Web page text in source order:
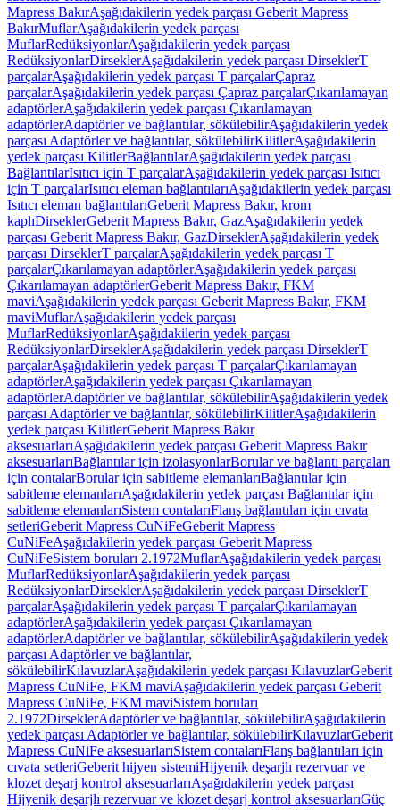
Mapress BakırAşağıdakilerin yedek parçası Geberit Mapress
BakırMuflarAşağıdakilerin yedek parçası
MuflarRedüksiyonlarAşağıdakilerin yedek parçası
RedüksiyonlarDirseklerAşağıdakilerin yedek parçası DirseklerT
parçalarAşağıdakilerin yedek parçası T parçalarÇapraz
parçalarAşağıdakilerin yedek parçası Çapraz parçalarÇıkarılamayan
adaptörlerAşağıdakilerin yedek parçası Çıkarılamayan
adaptörlerAdaptörler ve bağlantılar, sökülebilirAşağıdakilerin yedek
parçası Adaptörler ve bağlantılar, sökülebilirKilitlerAşağıdakilerin
yedek parçası KilitlerBağlantılarAşağıdakilerin yedek parçası
BağlantılarIsıtıcı için T parçalarAşağıdakilerin yedek parçası Isıtıcı
için T parçalarIsıtıcı eleman bağlantılarıAşağıdakilerin yedek parçası
Isıtıcı eleman bağlantılarıGeberit Mapress Bakır, krom
kaplıDirseklerGeberit Mapress Bakır, GazAşağıdakilerin yedek
parçası Geberit Mapress Bakır, GazDirseklerAşağıdakilerin yedek
parçası DirseklerT parçalarAşağıdakilerin yedek parçası T
parçalarÇıkarılamayan adaptörlerAşağıdakilerin yedek parçası
Çıkarılamayan adaptörlerGeberit Mapress Bakır, FKM
maviAşağıdakilerin yedek parçası Geberit Mapress Bakır, FKM
maviMuflarAşağıdakilerin yedek parçası
MuflarRedüksiyonlarAşağıdakilerin yedek parçası
RedüksiyonlarDirseklerAşağıdakilerin yedek parçası DirseklerT
parçalarAşağıdakilerin yedek parçası T parçalarÇıkarılamayan
adaptörlerAşağıdakilerin yedek parçası Çıkarılamayan
adaptörlerAdaptörler ve bağlantılar, sökülebilirAşağıdakilerin yedek
parçası Adaptörler ve bağlantılar, sökülebilirKilitlerAşağıdakilerin
yedek parçası KilitlerGeberit Mapress Bakır
aksesuarlarıAşağıdakilerin yedek parçası Geberit Mapress Bakır
aksesuarlarıBağlantılar için izolasyonlarBorular ve bağlantı parçaları
için contalarBorular için sabitleme elemanlarıBağlantılar için
sabitleme elemanlarıAşağıdakilerin yedek parçası Bağlantılar için
sabitleme elemanlarıSistem contalarıFlanş bağlantıları için cıvata
setleriGeberit Mapress CuNiFeGeberit Mapress
CuNiFeAşağıdakilerin yedek parçası Geberit Mapress
CuNiFeSistem boruları 2.1972MuflarAşağıdakilerin yedek parçası
MuflarRedüksiyonlarAşağıdakilerin yedek parçası
RedüksiyonlarDirseklerAşağıdakilerin yedek parçası DirseklerT
parçalarAşağıdakilerin yedek parçası T parçalarÇıkarılamayan
adaptörlerAşağıdakilerin yedek parçası Çıkarılamayan
adaptörlerAdaptörler ve bağlantılar, sökülebilirAşağıdakilerin yedek
parçası Adaptörler ve bağlantılar,
sökülebilirKılavuzlarAşağıdakilerin yedek parçası KılavuzlarGeberit
Mapress CuNiFe, FKM maviAşağıdakilerin yedek parçası Geberit
Mapress CuNiFe, FKM maviSistem boruları
2.1972DirseklerAdaptörler ve bağlantılar, sökülebilirAşağıdakilerin
yedek parçası Adaptörler ve bağlantılar, sökülebilirKılavuzlarGeberit
Mapress CuNiFe aksesuarlarıSistem contalarıFlanş bağlantıları için
cıvata setleriGeberit hijyen sistemiHijyenik deşarjlı rezervuar ve
klozet deşarj kontrol aksesuarlarıAşağıdakilerin yedek parçası
Hijyenik deşarjlı rezervuar ve klozet deşarj kontrol aksesuarlarıGüç